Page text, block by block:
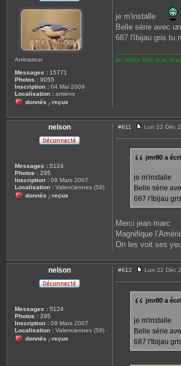
Animateur
Messages : 15771
Photos : 9055
Inscription : 04 Mai 2009
Localisation : amiens
donnés / reçus
a
g
e
je m'installe
Belle série avec
687 l'Ibijau gris tu
au début bleu puis
nelson
Messages : 5124
Photos : 295
Inscription : 09 Mars 2007
Localisation : Valenciennes (59)
donnés / reçus
#611
e
s
a
e
Lun 22 Déc
jmr80 a
je m'installe
Belle série
687 l'Ibijau
Merci jean marc.
Magnifique
On les voit ses
nelson
Messages : 5124
Photos : 295
Inscription : 09 Mars 2007
Localisation : Valenciennes (59)
donnés / reçus
#612
e
a
e
Lun 22 Déc
jmr80 a
je m'installe
Belle série
687 l'Ibijau